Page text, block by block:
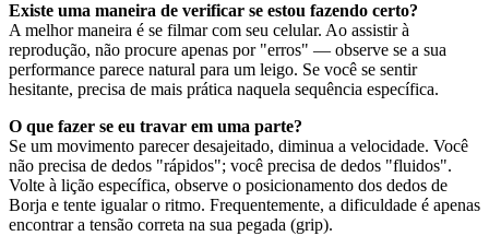
Existe uma maneira de verificar se estou fazendo certo?
A melhor maneira é se filmar com seu celular. Ao assistir à
reprodução, não procure apenas por "erros" — observe se a sua
performance parece natural para um leigo. Se você se sentir
hesitante, precisa de mais prática naquela sequência específica.
O que fazer se eu travar em uma parte?
Se um movimento parecer desajeitado, diminua a velocidade. Você
não precisa de dedos "rápidos"; você precisa de dedos "fluidos".
Volte à lição específica, observe o posicionamento dos dedos de
Borja e tente igualar o ritmo. Frequentemente, a dificuldade é apenas
encontrar a tensão correta na sua pegada (grip).